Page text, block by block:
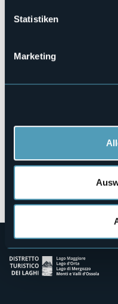
Statistiken
Marketing
Via Roma
28041 - Arona (NO)
Öffnen Sie die